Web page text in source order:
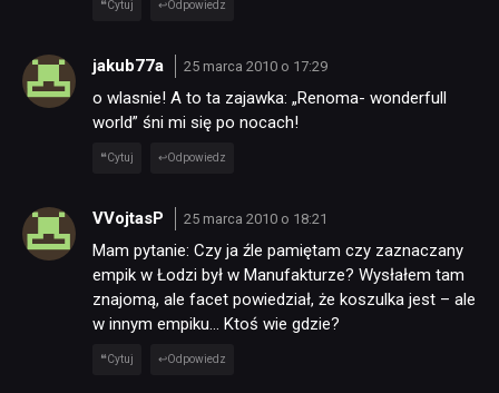
Cytuj Odpowiedz
jakub77a 25 marca 2010 o 17:29
o wlasnie! A to ta zajawka: „Renoma- wonderfull
world” śni mi się po nocach!
Cytuj Odpowiedz
VVojtasP 25 marca 2010 o 18:21
Mam pytanie: Czy ja źle pamiętam czy zaznaczany
empik w Łodzi był w Manufakturze? Wysłałem tam
znajomą, ale facet powiedział, że koszulka jest – ale
w innym empiku… Ktoś wie gdzie?
Cytuj Odpowiedz